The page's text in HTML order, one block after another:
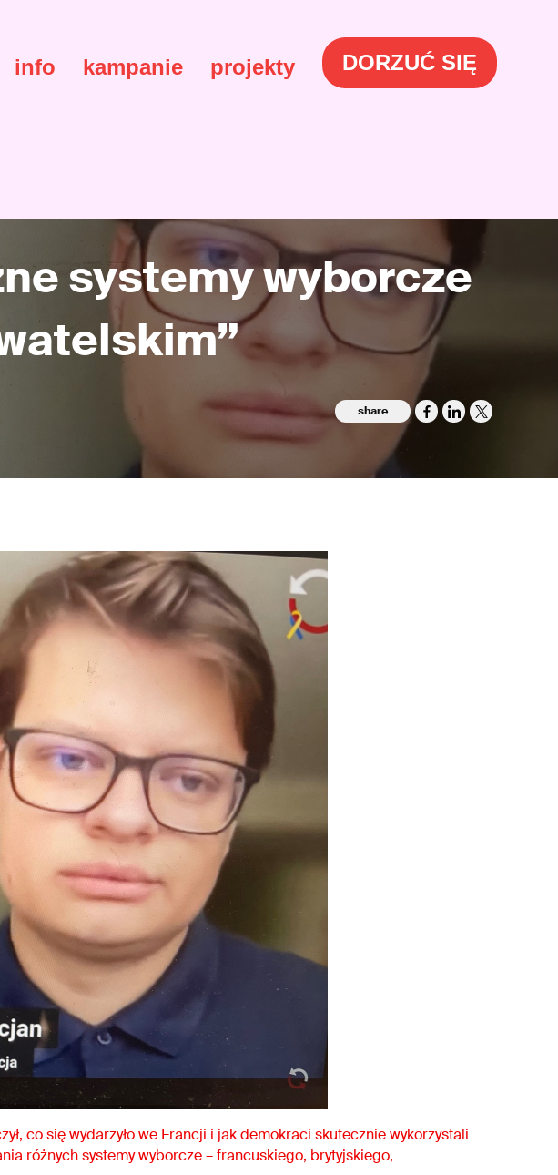
info kampanie projekty DORZUĆ SIĘ
systemy wyborcze
share
co się wydarzyło we Francji i jak demokraci skutecznie wykorzystali
różnych systemy wyborcze – francuskiego, brytyjskiego,